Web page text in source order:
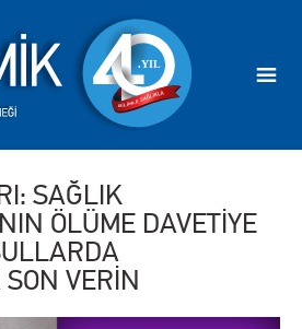
SAĞLIK
ÖLÜME DAVETİYE
VERİN